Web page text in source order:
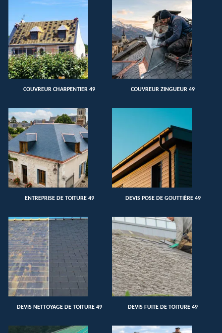
COUVREUR CHARPENTIER 49 COUVREUR ZINGUEUR 49
ENTREPRISE DE TOITURE 49 DEVIS POSE DE GOUTTIÈRE 49
DEVIS NETTOYAGE DE TOITURE 49 DEVIS FUITE DE TOITURE 49